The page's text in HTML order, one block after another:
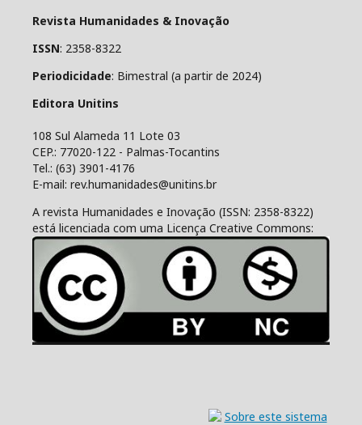
Revista Humanidades & Inovação
ISSN: 2358-8322
Periodicidade: Bimestral (a partir de 2024)
Editora Unitins
108 Sul Alameda 11 Lote 03
CEP.: 77020-122 - Palmas-Tocantins
Tel.: (63) 3901-4176
E-mail: rev.humanidades@unitins.br
A revista Humanidades e Inovação (ISSN: 2358-8322)
está licenciada com uma Licença Creative Commons: